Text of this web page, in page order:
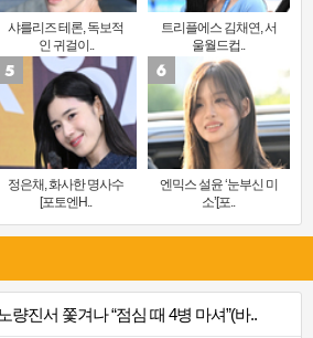
샤를리즈 테론, 독보적
인 귀걸이..
트리플에스 김채연, 서
울월드컵..
정은채, 화사한 명사수
[포토엔H..
엔믹스 설윤 ‘눈부신 미
소’[포..
량진서 쫓겨나 “점심 때 4병 마셔”(바..